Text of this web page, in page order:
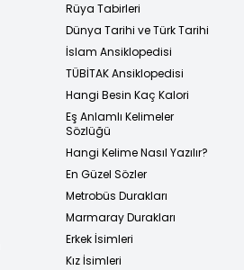
Rüya Tabirleri
Dünya Tarihi ve Türk Tarihi
İslam Ansiklopedisi
TÜBİTAK Ansiklopedisi
Hangi Besin Kaç Kalori
Eş Anlamlı Kelimeler
Sözlüğü
Hangi Kelime Nasıl Yazılır?
En Güzel Sözler
Metrobüs Durakları
Marmaray Durakları
Erkek İsimleri
Kız İsimleri